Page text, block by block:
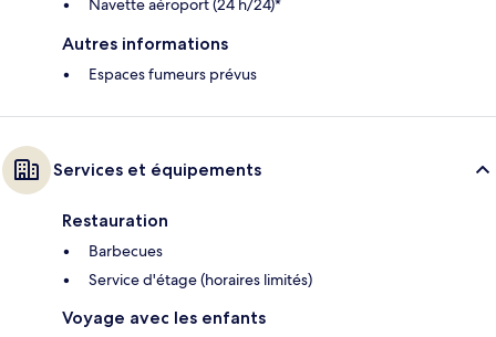
Navette aéroport (24 h/24)*
Autres informations
Espaces fumeurs prévus
Services et équipements
Restauration
Barbecues
Service d'étage (horaires limités)
Voyage avec les enfants